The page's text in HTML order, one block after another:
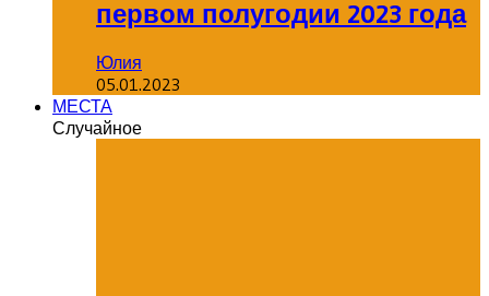
первом полугодии 2023 года
Юлия
05.01.2023
МЕСТА
Случайное